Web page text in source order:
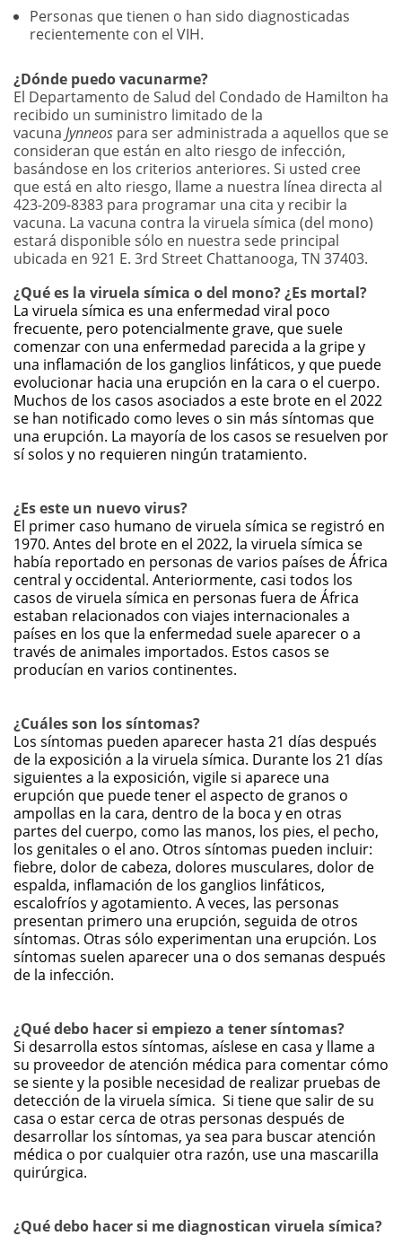
Personas que tienen o han sido diagnosticadas
recientemente con el VIH.
¿Dónde puedo vacunarme?
El Departamento de Salud del Condado de Hamilton ha
recibido un suministro limitado de la
vacuna Jynneos para ser administrada a aquellos que se
consideran que están en alto riesgo de infección,
basándose en los criterios anteriores. Si usted cree
que está en alto riesgo, llame a nuestra línea directa al
423-209-8383 para programar una cita y recibir la
vacuna. La vacuna contra la viruela símica (del mono)
estará disponible sólo en nuestra sede principal
ubicada en 921 E. 3rd Street Chattanooga, TN 37403.
¿Qué es la viruela símica o del mono? ¿Es mortal?
La viruela símica es una enfermedad viral poco
frecuente, pero potencialmente grave, que suele
comenzar con una enfermedad parecida a la gripe y
una inflamación de los ganglios linfáticos, y que puede
evolucionar hacia una erupción en la cara o el cuerpo.
Muchos de los casos asociados a este brote en el 2022
se han notificado como leves o sin más síntomas que
una erupción. La mayoría de los casos se resuelven por
sí solos y no requieren ningún tratamiento.
¿Es este un nuevo virus?
El primer caso humano de viruela símica se registró en
1970. Antes del brote en el 2022, la viruela símica se
había reportado en personas de varios países de África
central y occidental. Anteriormente, casi todos los
casos de viruela símica en personas fuera de África
estaban relacionados con viajes internacionales a
países en los que la enfermedad suele aparecer o a
través de animales importados. Estos casos se
producían en varios continentes.
¿Cuáles son los síntomas?
Los síntomas pueden aparecer hasta 21 días después
de la exposición a la viruela símica. Durante los 21 días
siguientes a la exposición, vigile si aparece una
erupción que puede tener el aspecto de granos o
ampollas en la cara, dentro de la boca y en otras
partes del cuerpo, como las manos, los pies, el pecho,
los genitales o el ano. Otros síntomas pueden incluir:
fiebre, dolor de cabeza, dolores musculares, dolor de
espalda, inflamación de los ganglios linfáticos,
escalofríos y agotamiento. A veces, las personas
presentan primero una erupción, seguida de otros
síntomas. Otras sólo experimentan una erupción. Los
síntomas suelen aparecer una o dos semanas después
de la infección.
¿Qué debo hacer si empiezo a tener síntomas?
Si desarrolla estos síntomas, aíslese en casa y llame a
su proveedor de atención médica para comentar cómo
se siente y la posible necesidad de realizar pruebas de
detección de la viruela símica. Si tiene que salir de su
casa o estar cerca de otras personas después de
desarrollar los síntomas, ya sea para buscar atención
médica o por cualquier otra razón, use una mascarilla
quirúrgica.
¿Qué debo hacer si me diagnostican viruela símica?